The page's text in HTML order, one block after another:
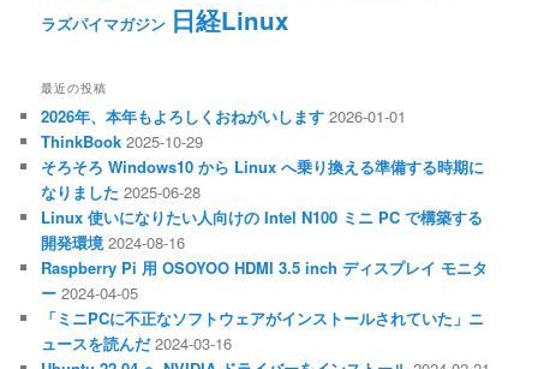
ラズパイマガジン 日経Linux
最近の投稿
2026年、本年もよろしくおねがいします 2026-01-01
ThinkBook 2025-10-29
そろそろ Windows10 から Linux へ乗り換える準備する時期に
なりました 2025-06-28
Linux 使いになりたい人向けの Intel N100 ミニ PC で構築する
開発環境 2024-08-16
Raspberry Pi 用 OSOYOO HDMI 3.5 inch ディスプレイ モニタ
ー 2024-04-05
「ミニPCに不正なソフトウェアがインストールされていた」ニ
ュースを読んだ 2024-03-16